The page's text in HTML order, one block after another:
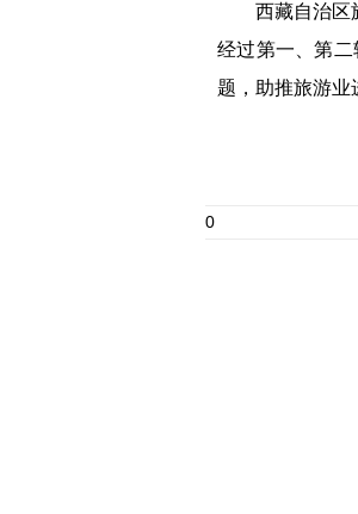
西藏自治区旅
经过第一、第二
题，助推旅游业
0